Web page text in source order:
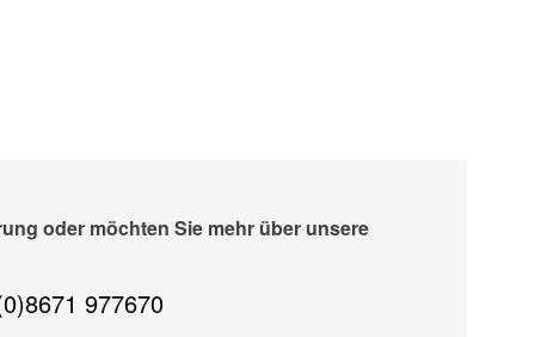
oder möchten Sie mehr über unsere
977670